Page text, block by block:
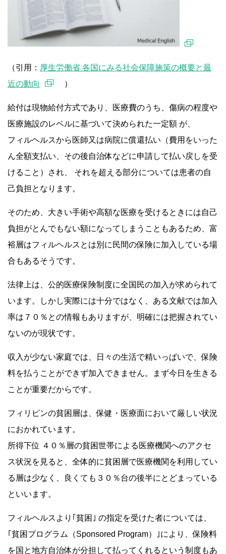
（引用： 厚生労働省 各国にみる社会保障施策の概要と最
近の動向
）
給付は現物給付方式であり、医療費のうち、傷病の程度や
医療施設のレベルに基づいて決められた一定額 が、
フィルヘルスから医師又は病院に償還払い（費用をいった
ん全額支払い、その後自治体などに申請して払い戻しを受
けること）され、 それを超える部分については患者の自
己負担となります。
そのため、大きい手術や高額な医療を受けるときには自己
負担がとんでもない額になってしまうこともあるため、富
裕層はフィルヘルスとは別に民間の保険に加入している場
合もあるそうです。
法律上は、公的医療保険制度に全国民の加入が求められて
います。しかし実際には十分ではなく、ある文献では加入
率は７０％との情報もありますが、明確には把握されてい
ないのが現状です。
収入が少ない家庭では、日々の生活で精いっぱいで、保険
料を払うことができず加入できません。まず今日を生きる
ことが重要だからです。
フィリピンの貧困層は、保健・医療面において厳しい状況
におかれています。
所得下位 ４０％層の貧困世帯による医療機関へのアクセ
ス状況を見ると、全体的に貧困層で医療機関を利用してい
る層は少なく、良くても３０％台の後半にとどまっている
といいます。
フィルヘルスより｢貧困｣ の指定を受けた者については、
｢貧困プログラム（Sponsored Program）｣により、保険料
を国と地方自治体が分担して払ってくれるという制度もあ